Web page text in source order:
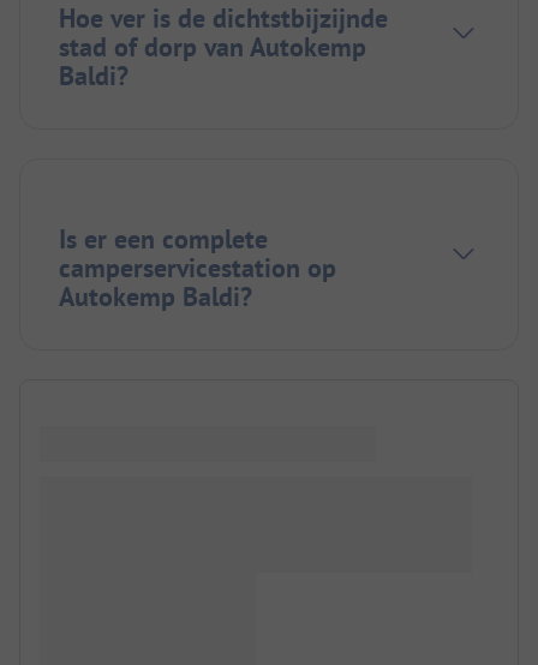
Hoe ver is de dichtstbijzijnde
stad of dorp van Autokemp
Baldi?
Is er een complete
camperservicestation op
Autokemp Baldi?